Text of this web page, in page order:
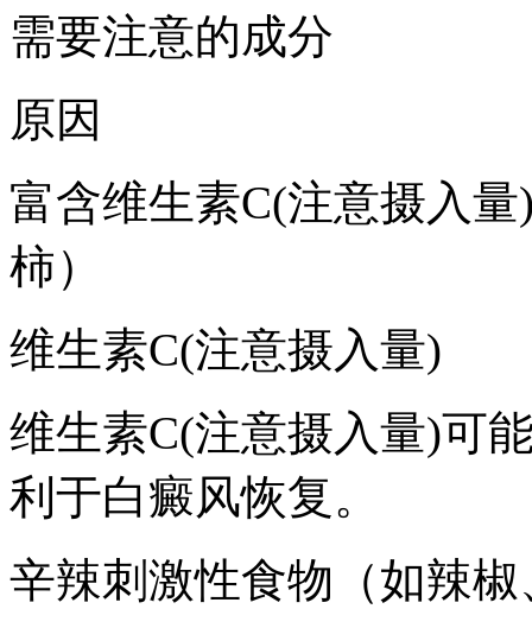
需要注意的成分
原因
富含维生素C(注意摄入
柿）
维生素C(注意摄入量)
维生素C(注意摄入量)可
利于白癜风恢复。
辛辣刺激性食物（如辣